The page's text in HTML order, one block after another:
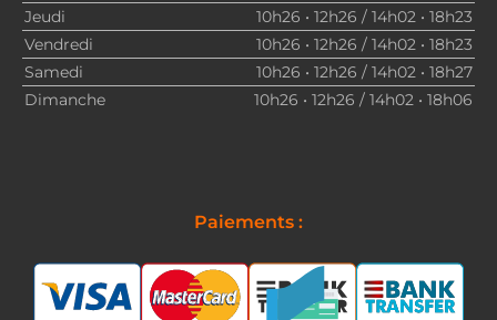
Paiements :
Jeudi
10h26 • 12h26 / 14h02 • 18h23
Vendredi
10h26 • 12h26 / 14h02 • 18h23
Samedi
10h26 • 12h26 / 14h02 • 18h27
Dimanche
10h26 • 12h26 / 14h02 • 18h06